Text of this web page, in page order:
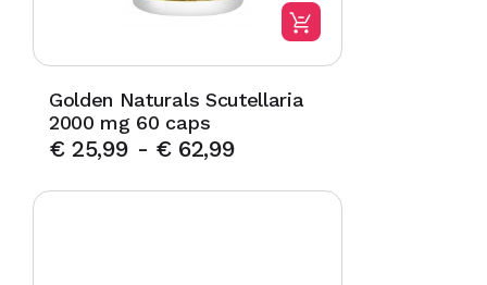
Golden Naturals Scutellaria
2000 mg 60 caps
€25,99 - €62,99